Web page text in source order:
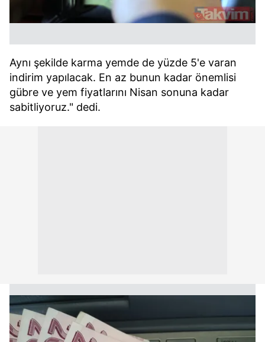
Aynı şekilde karma yemde de yüzde 5'e varan
indirim yapılacak. En az bunun kadar önemlisi
gübre ve yem fiyatlarını Nisan sonuna kadar
sabitliyoruz." dedi.